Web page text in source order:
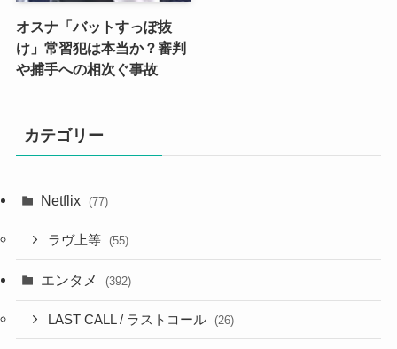
オスナ「バットすっぽ抜
け」常習犯は本当か？審判
や捕手への相次ぐ事故
カテゴリー
Netflix (77)
ラヴ上等 (55)
エンタメ (392)
LAST CALL / ラストコール (26)